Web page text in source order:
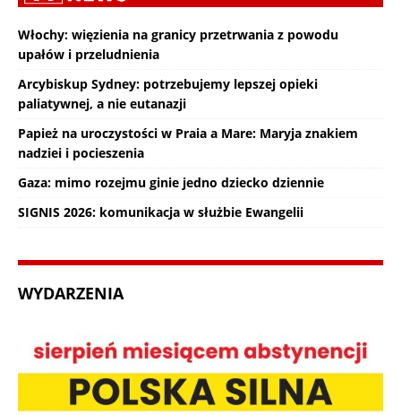
Włochy: więzienia na granicy przetrwania z powodu
upałów i przeludnienia
Arcybiskup Sydney: potrzebujemy lepszej opieki
paliatywnej, a nie eutanazji
Papież na uroczystości w Praia a Mare: Maryja znakiem
nadziei i pocieszenia
Gaza: mimo rozejmu ginie jedno dziecko dziennie
SIGNIS 2026: komunikacja w służbie Ewangelii
WYDARZENIA